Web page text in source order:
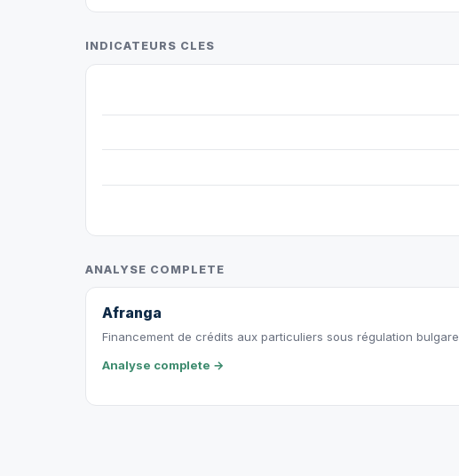
INDICATEURS CLES
ANALYSE COMPLETE
Afranga
Financement de crédits aux particuliers sous régulation bulgare
Analyse complete →